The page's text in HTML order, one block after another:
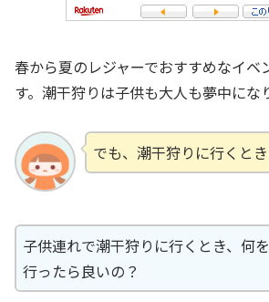
春から夏のレジャーでおすすめなイベ
す。潮干狩りは子供も大人も夢中にな
でも、潮干狩りに行くと
子供連れで潮干狩りに行くとき、何
行ったら良いの？